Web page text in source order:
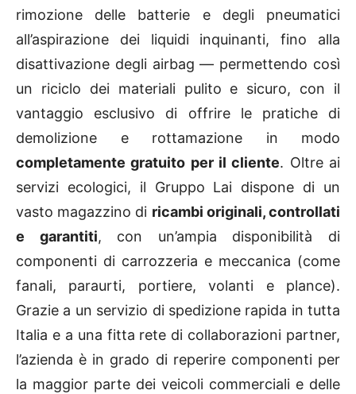
rimozione delle batterie e degli pneumatici
all’aspirazione dei liquidi inquinanti, fino alla
disattivazione degli airbag — permettendo così
un riciclo dei materiali pulito e sicuro, con il
vantaggio esclusivo di offrire le pratiche di
demolizione e rottamazione in modo
completamente gratuito per il cliente. Oltre ai
servizi ecologici, il Gruppo Lai dispone di un
vasto magazzino di ricambi originali, controllati
e garantiti, con un’ampia disponibilità di
componenti di carrozzeria e meccanica (come
fanali, paraurti, portiere, volanti e plance).
Grazie a un servizio di spedizione rapida in tutta
Italia e a una fitta rete di collaborazioni partner,
l’azienda è in grado di reperire componenti per
la maggior parte dei veicoli commerciali e delle